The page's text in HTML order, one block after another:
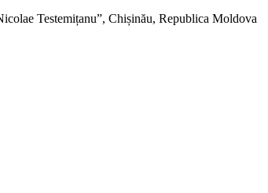
Testemițanu”, Chișinău, Republica Moldova